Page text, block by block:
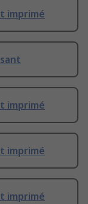
imprimé
imprimé
imprimé
imprimé